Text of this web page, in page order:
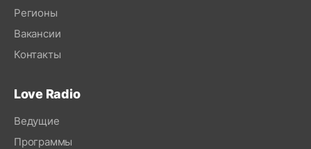
Регионы
Вакансии
Контакты
Love Radio
Ведущие
Программы